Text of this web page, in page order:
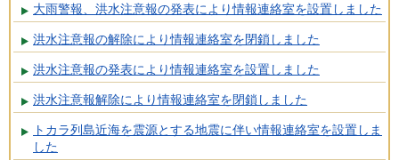
大雨警報、洪水注意報の発表により情報連絡室を設置しました
洪水注意報の解除により情報連絡室を閉鎖しました
洪水注意報の発表により情報連絡室を設置しました
洪水注意報解除により情報連絡室を閉鎖しました
トカラ列島近海を震源とする地震に伴い情報連絡室を設置しま
した